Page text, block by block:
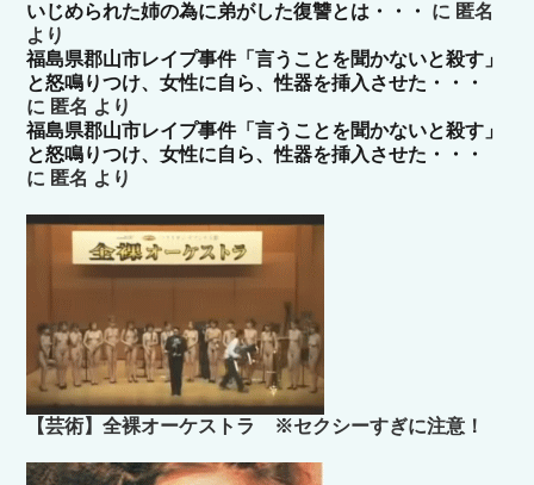
いじめられた姉の為に弟がした復讐とは・・・
に 匿名
より
福島県郡山市レイプ事件「言うことを聞かないと殺す」
と怒鳴りつけ、女性に自ら、性器を挿入させた・・・
に 匿名 より
福島県郡山市レイプ事件「言うことを聞かないと殺す」
と怒鳴りつけ、女性に自ら、性器を挿入させた・・・
に 匿名 より
【芸術】全裸オーケストラ ※セクシーすぎに注意！